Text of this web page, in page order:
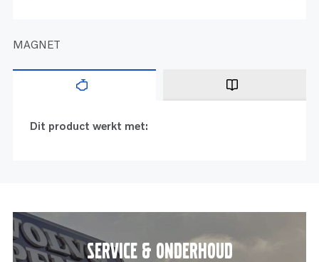
MAGNET
Dit product werkt met:
Service & onderhoud